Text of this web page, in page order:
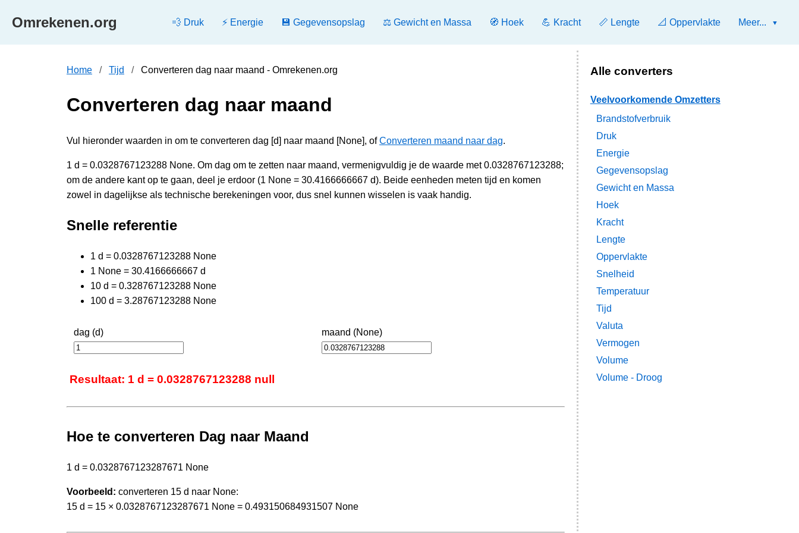
Omrekenen.org 💨 Druk ⚡ Energie 💾 Gegevensopslag ⚖️ Gewicht en Massa 🧭 Hoek 💪 Kracht 📏 Lengte 📐 Oppervlakte Meer...
Home Tijd Converteren dag naar maand - Omrekenen.org
Converteren dag naar maand
Vul hieronder waarden in om te converteren dag [d] naar maand [None], ofConverteren maand naar dag.
1 d = 0.0328767123288 None. Om dag om te zetten naar maand, vermenigvuldig je de waarde met 0.0328767123288;
om de andere kant op te gaan, deel je erdoor (1 None = 30.4166666667 d). Beide eenheden meten tijd en komen
zowel in dagelijkse als technische berekeningen voor, dus snel kunnen wisselen is vaak handig.
Snelle referentie
1 d = 0.0328767123288 None
1 None = 30.4166666667 d
10 d = 0.328767123288 None
100 d = 3.28767123288 None
dag (d) maand (None)
Resultaat: 1 d = 0.0328767123288 null
Hoe te converteren Dag naar Maand
1 d = 0.0328767123287671 None
Voorbeeld: converteren 15 d naar None:
15 d = 15 × 0.0328767123287671 None = 0.493150684931507 None
Alle converters
Veelvoorkomende Omzetters
Brandstofverbruik
Druk
Energie
Gegevensopslag
Gewicht en Massa
Hoek
Kracht
Lengte
Oppervlakte
Snelheid
Temperatuur
Tijd
Valuta
Vermogen
Volume
Volume - Droog